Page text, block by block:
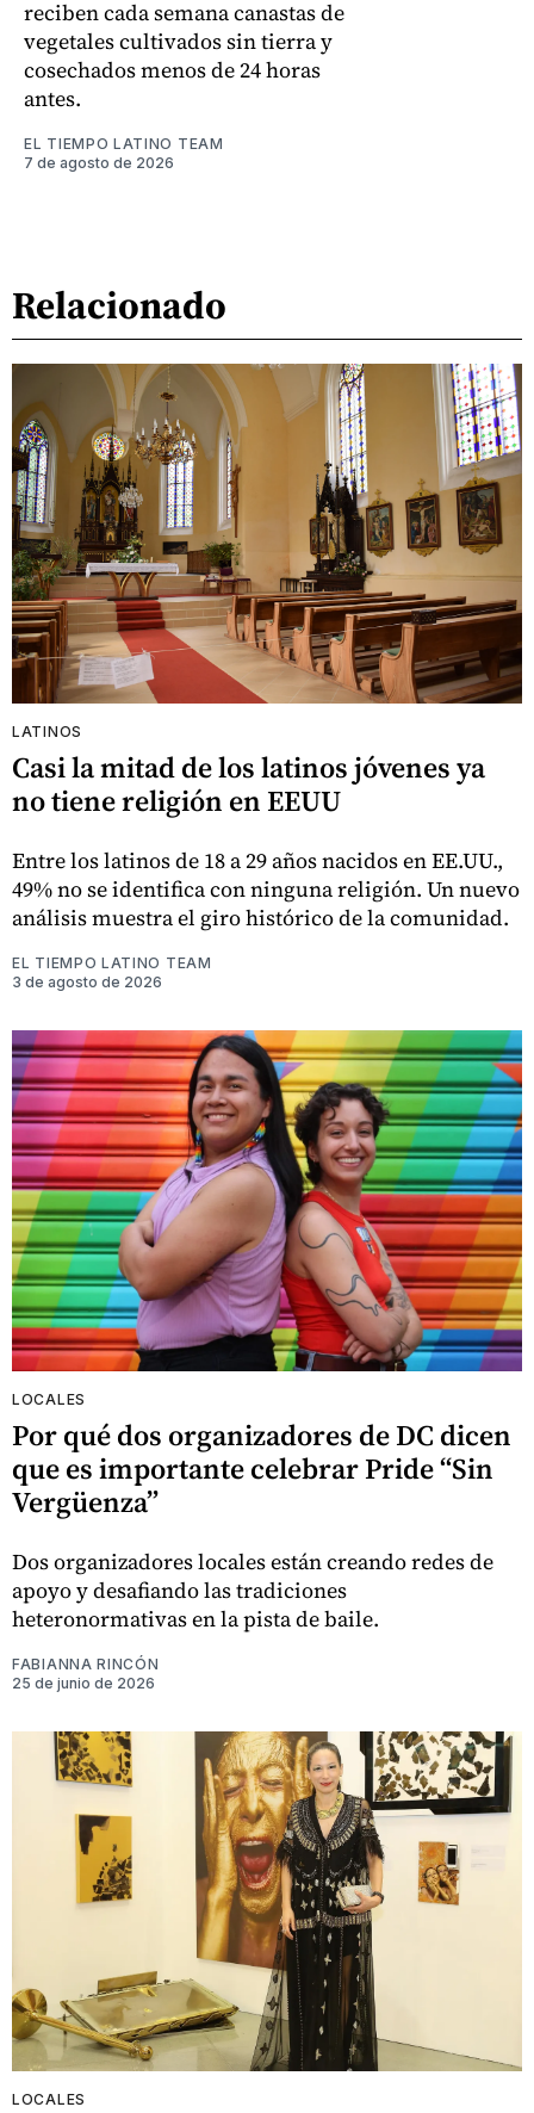
reciben cada semana canastas de
vegetales cultivados sin tierra y
cosechados menos de 24 horas
antes.
EL TIEMPO LATINO TEAM
7 de agosto de 2026
Relacionado
LATINOS
Casi la mitad de los latinos jóvenes ya
no tiene religión en EEUU
Entre los latinos de 18 a 29 años nacidos en EE.UU.,
49% no se identifica con ninguna religión. Un nuevo
análisis muestra el giro histórico de la comunidad.
EL TIEMPO LATINO TEAM
3 de agosto de 2026
LOCALES
Por qué dos organizadores de DC dicen
que es importante celebrar Pride “Sin
Vergüenza”
Dos organizadores locales están creando redes de
apoyo y desafiando las tradiciones
heteronormativas en la pista de baile.
FABIANNA RINCÓN
25 de junio de 2026
LOCALES